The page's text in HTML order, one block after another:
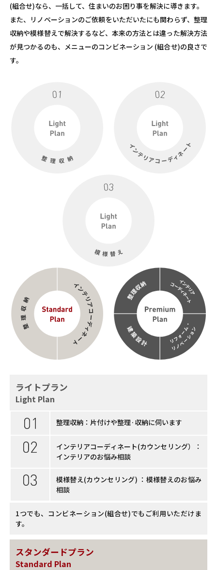
(組合せ)なら、一括して、住まいのお困り事を解決に導きます。
また、リノベーションのご依頼をいただいたにも関わらず、整理
収納や模様替えで解決するなど、本来の方法とは違った解決方法
が見つかるのも、メニューのコンビネーション (組合せ)の良さで
す。
ライトプラン
Light Plan
整理収納：片付けや整理·収納に伺います
インテリアコーディネート(カウンセリング）：
インテリアのお悩み相談
模様替え(カウンセリング) ：模様替えのお悩み
相談
1つでも、コンビネーション(組合せ)でもご利用いただけま
す。
スタンダードプラン
Standard Plan